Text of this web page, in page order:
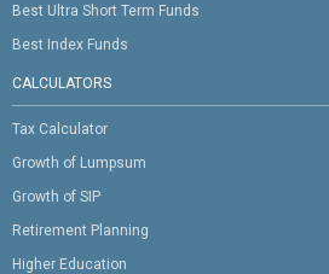
Best Ultra Short Term Funds
Best Index Funds
CALCULATORS
Tax Calculator
Growth of Lumpsum
Growth of SIP
Retirement Planning
Higher Education